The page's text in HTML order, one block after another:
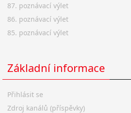
87. poznávací výlet
86. poznávací výlet
85. poznávací výlet
Základní informace
Přihlásit se
Zdroj kanálů (příspěvky)